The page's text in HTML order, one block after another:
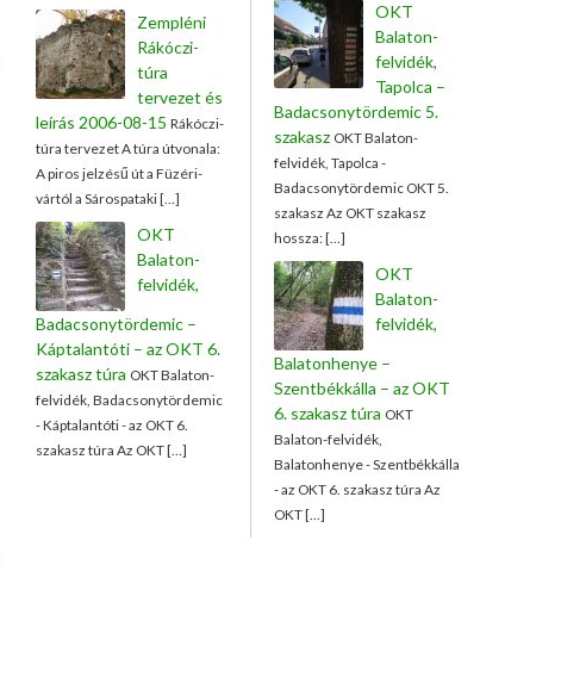
Zempléni
Rákóczi-
túra
tervezet és
leírás 2006-08-15 Rákóczi-
túra tervezet A túra útvonala:
A piros jelzésű út a Füzéri-
vártól a Sárospataki […]
OKT
Balaton-
felvidék,
Badacsonytördemic –
Káptalantóti – az OKT 6.
szakasz túra OKT Balaton-
felvidék, Badacsonytördemic
- Káptalantóti - az OKT 6.
szakasz túra Az OKT […]
OKT
Balaton-
felvidék,
Tapolca –
Badacsonytördemic 5.
szakasz OKT Balaton-
felvidék, Tapolca -
Badacsonytördemic OKT 5.
szakasz Az OKT szakasz
hossza: […]
OKT
Balaton-
felvidék,
Balatonhenye –
Szentbékkálla – az OKT
6. szakasz túra OKT
Balaton-felvidék,
Balatonhenye - Szentbékkálla
- az OKT 6. szakasz túra Az
OKT […]